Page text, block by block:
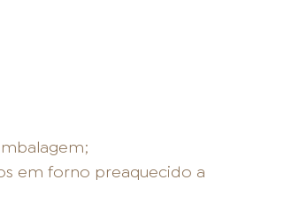
em forno preaquecido a